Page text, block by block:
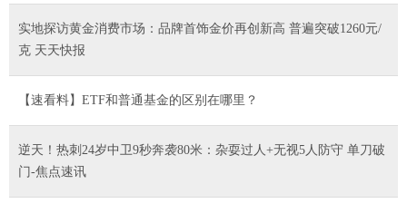
实地探访黄金消费市场：品牌首饰金价再创新高 普遍突破1260元/
克 天天快报
【速看料】ETF和普通基金的区别在哪里？
逆天！热刺24岁中卫9秒奔袭80米：杂耍过人+无视5人防守 单刀破
门-焦点速讯